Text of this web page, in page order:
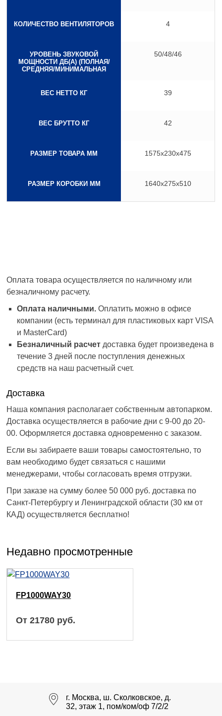
КОЛИЧЕСТВО ВЕНТИЛЯТОРОВ 4
УРОВЕНЬ ЗВУКОВОЙ
МОЩНОСТИ ДБ(А) (ПОЛНАЯ/
СРЕДНЯЯ/МИНИМАЛЬНАЯ
50/48/46
ВЕС НЕТТО КГ 39
ВЕС БРУТТО КГ 42
РАЗМЕР ТОВАРА ММ 1575x230x475
РАЗМЕР КОРОБКИ ММ 1640x275x510
Оплата товара осуществляется по наличному или
безналичному расчету.
Оплата наличными.Оплатить можно в офисе
компании (есть терминал для пластиковых карт VISA
и MasterCard)
Безналичный расчет доставка будет произведена в
течение 3 дней после поступления денежных
средств на наш расчетный счет.
Доставка
Наша компания располагает собственным автопарком.
Доставка осуществляется в рабочие дни с 9-00 до 20-
00. Оформляется доставка одновременно с заказом.
Если вы забираете ваши товары самостоятельно, то
вам необходимо будет связаться с нашими
менеджерами, чтобы согласовать время отгрузки.
При заказе на сумму более 50 000 руб. доставка по
Санкт-Петербургу и Ленинградской области (30 км от
КАД) осуществляется бесплатно!
Недавно просмотренные
FP1000WAY30
От 21780 руб.
г. Москва, ш. Сколковское, д.
32, этаж 1, пом/ком/оф 7/2/2